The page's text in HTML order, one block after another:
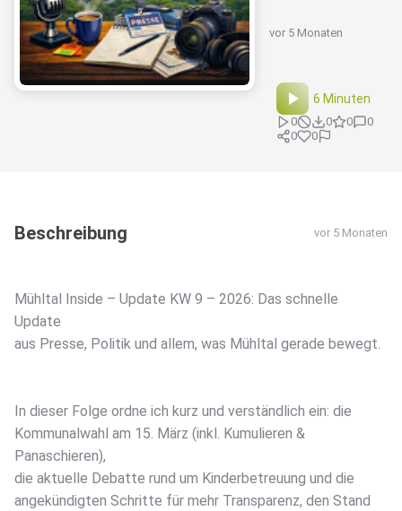
vor 5 Monaten
6 Minuten
0 0 0
0
0
0
Beschreibung vor 5 Monaten
Mühltal Inside – Update KW 9 – 2026: Das schnelle
Update
aus Presse, Politik und allem, was Mühltal gerade bewegt.
In dieser Folge ordne ich kurz und verständlich ein: die
Kommunalwahl am 15. März (inkl. Kumulieren &
Panaschieren),
die aktuelle Debatte rund um Kinderbetreuung und die
angekündigten Schritte für mehr Transparenz, den Stand